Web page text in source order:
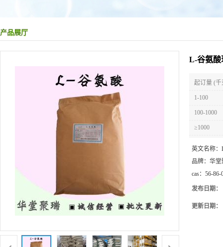
产品展厅
L-谷氨酸
起订量 (千
1-100
100-1000
≥1000
英文名称：
品牌： 华堂
cas： 56-86-
发布日期：
更新日期：